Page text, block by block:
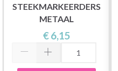
STEEKMARKEERDERS
METAAL
€ 6,15